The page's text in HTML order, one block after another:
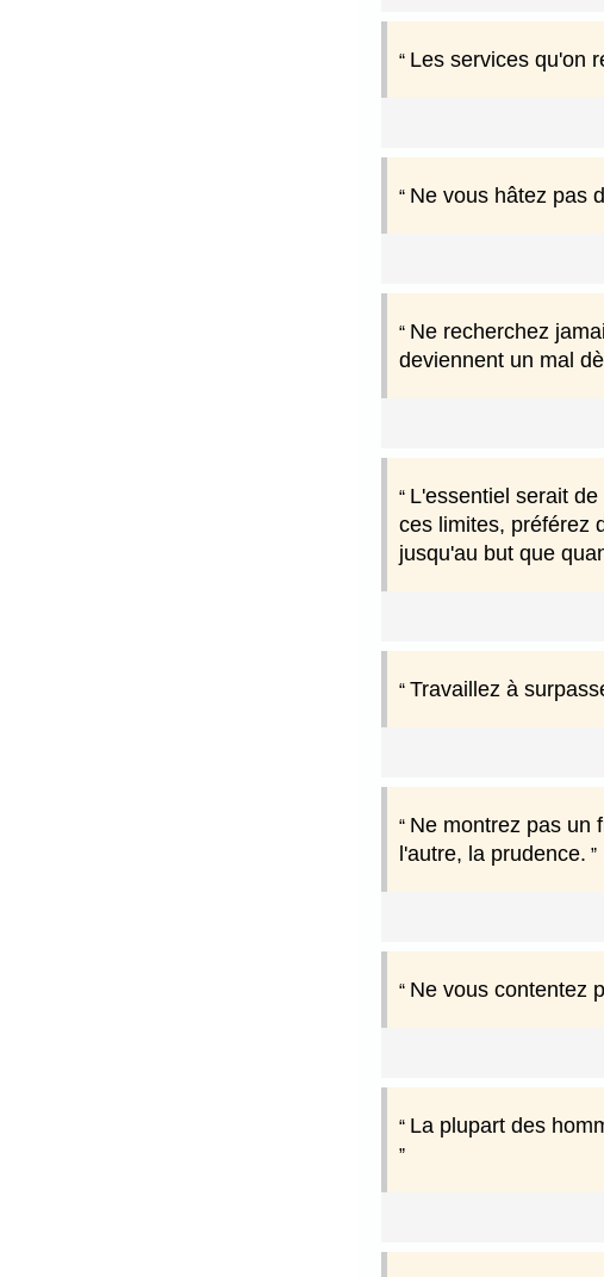
Les services qu'on
Ne vous hâtez pas
Ne recherchez
deviennent un mal
L'essentiel serait
ces limites, préférez
jusqu'au but que
Travaillez à
Ne montrez pas un
l'autre, la prudence.
Ne vous contentez
La plupart des